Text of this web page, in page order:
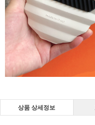
상품 상세정보